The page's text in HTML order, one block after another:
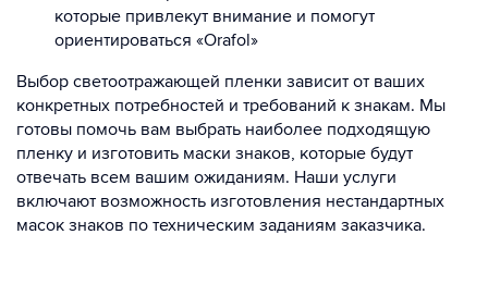
которые привлекут внимание и помогут
ориентироваться «Orafol»
Выбор светоотражающей пленки зависит от ваших
конкретных потребностей и требований к знакам. Мы
готовы помочь вам выбрать наиболее подходящую
пленку и изготовить маски знаков, которые будут
отвечать всем вашим ожиданиям. Наши услуги
включают возможность изготовления нестандартных
масок знаков по техническим заданиям заказчика.